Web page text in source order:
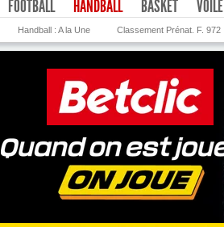
FOOTBALL HANDBALL
Handball : A la Une Classement Prénat. F. 972
BASKET VOILE